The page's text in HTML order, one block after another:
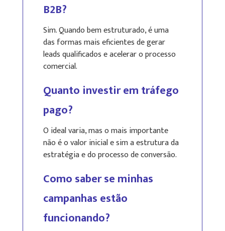
B2B?
Sim. Quando bem estruturado, é uma
das formas mais eficientes de gerar
leads qualificados e acelerar o processo
comercial.
Quanto investir em tráfego
pago?
O ideal varia, mas o mais importante
não é o valor inicial e sim a estrutura da
estratégia e do processo de conversão.
Como saber se minhas
campanhas estão
funcionando?